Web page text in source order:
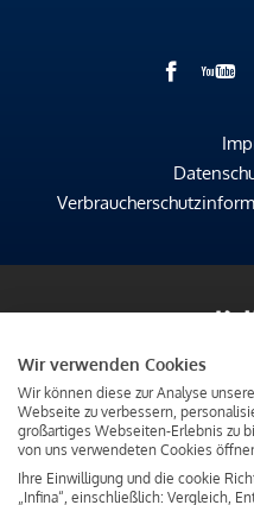
Wir verwenden Cookies
Wir können diese zur Analyse
Webseite zu verbessern,
großartiges Webseiten-Erlebnis zu
von uns verwendeten Cookies
Ihre Einwilligung und die cookie
„Infina“, einschließlich: Vergleich,